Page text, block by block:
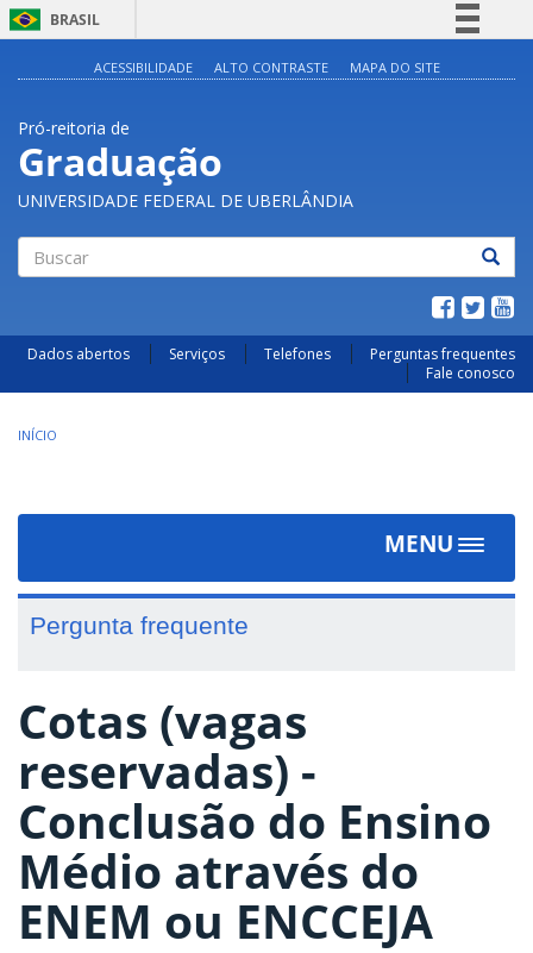
BRASIL
Legislação
Canais
ACESSIBILIDADE ALTO CONTRASTE MAPA DO SITE
Pró-reitoria de
Graduação
UNIVERSIDADE FEDERAL DE UBERLÂNDIA
Dados abertos Serviços Telefones
Perguntas frequentes
Fale conosco
INÍCIO
MENU
Toggle
Pergunta frequente
Cotas (vagas
reservadas) -
Conclusão do Ensino
Médio através do
ENEM ou ENCCEJA